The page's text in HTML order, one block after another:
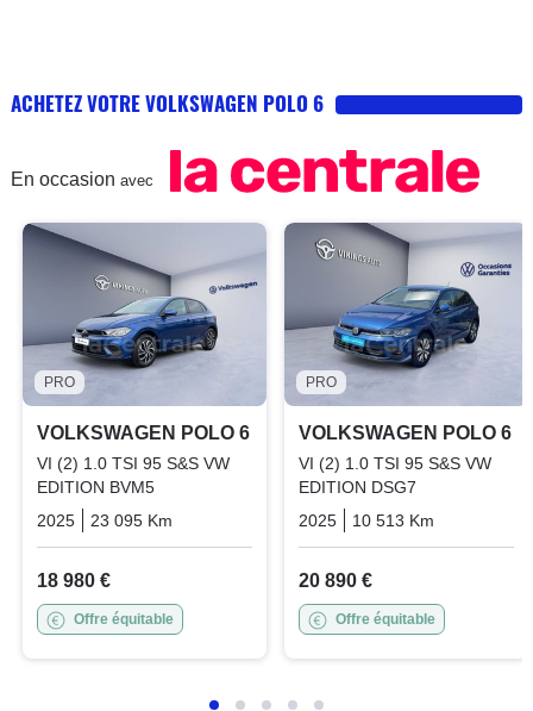
ACHETEZ VOTRE VOLKSWAGEN POLO 6
En occasion avec
PRO
VOLKSWAGEN POLO 6
VI (2) 1.0 TSI 95 S&S VW
EDITION BVM5
2025
23 095 Km Essence
18 980 €
Offre équitable
PRO
VOLKSWAGEN POLO 6
VI (2) 1.0 TSI 95 S&S VW
EDITION DSG7
2025
10 513 Km
20 890 €
Offre équitable